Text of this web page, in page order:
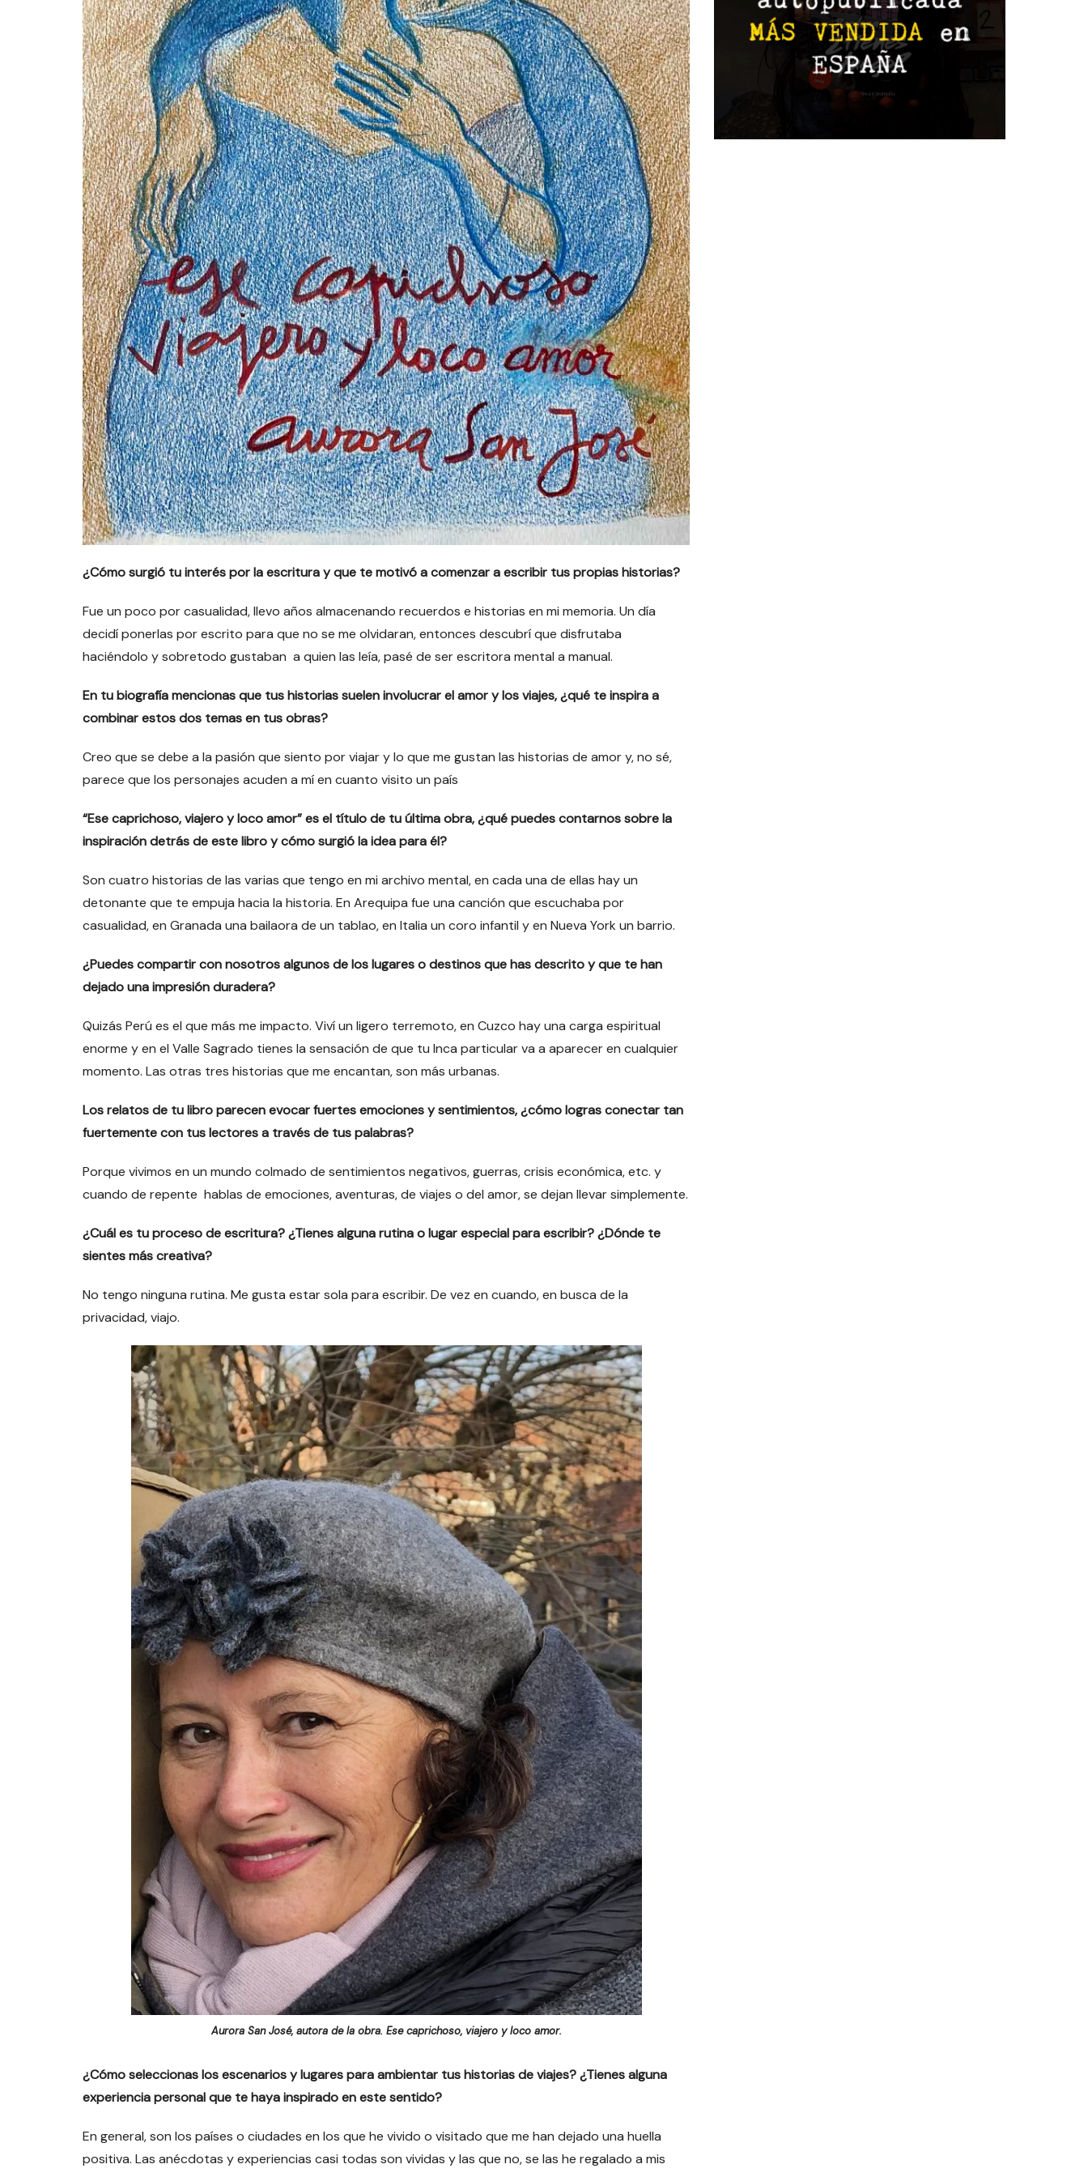
¿Cómo surgió tu interés por la escritura y que te motivó a comenzar a escribir tus propias historias?
Fue un poco por casualidad, llevo años almacenando recuerdos e historias en mi memoria. Un día
decidí ponerlas por escrito para que no se me olvidaran, entonces descubrí que disfrutaba
haciéndolo y sobretodo gustaban a quien las leía, pasé de ser escritora mental a manual.
En tu biografía mencionas que tus historias suelen involucrar el amor y los viajes, ¿qué te inspira a
combinar estos dos temas en tus obras?
Creo que se debe a la pasión que siento por viajar y lo que me gustan las historias de amor y, no sé,
parece que los personajes acuden a mí en cuanto visito un país
“Ese caprichoso, viajero y loco amor” es el título de tu última obra, ¿qué puedes contarnos sobre la
inspiración detrás de este libro y cómo surgió la idea para él?
Son cuatro historias de las varias que tengo en mi archivo mental, en cada una de ellas hay un
detonante que te empuja hacia la historia. En Arequipa fue una canción que escuchaba por
casualidad, en Granada una bailaora de un tablao, en Italia un coro infantil y en Nueva York un barrio.
¿Puedes compartir con nosotros algunos de los lugares o destinos que has descrito y que te han
dejado una impresión duradera?
Quizás Perú es el que más me impacto. Viví un ligero terremoto, en Cuzco hay una carga espiritual
enorme y en el Valle Sagrado tienes la sensación de que tu Inca particular va a aparecer en cualquier
momento. Las otras tres historias que me encantan, son más urbanas.
Los relatos de tu libro parecen evocar fuertes emociones y sentimientos, ¿cómo logras conectar tan
fuertemente con tus lectores a través de tus palabras?
Porque vivimos en un mundo colmado de sentimientos negativos, guerras, crisis económica, etc. y
cuando de repente hablas de emociones, aventuras, de viajes o del amor, se dejan llevar simplemente.
¿Cuál es tu proceso de escritura? ¿Tienes alguna rutina o lugar especial para escribir? ¿Dónde te
sientes más creativa?
No tengo ninguna rutina. Me gusta estar sola para escribir. De vez en cuando, en busca de la
privacidad, viajo.
Aurora San José, autora de la obra. Ese caprichoso, viajero y loco amor.
¿Cómo seleccionas los escenarios y lugares para ambientar tus historias de viajes? ¿Tienes alguna
experiencia personal que te haya inspirado en este sentido?
En general, son los países o ciudades en los que he vivido o visitado que me han dejado una huella
positiva. Las anécdotas y experiencias casi todas son vividas y las que no, se las he regalado a mis